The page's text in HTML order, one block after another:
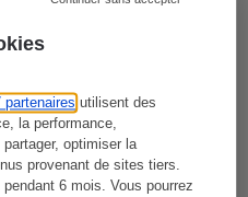
partenaires utilisent des
la performance,
optimiser la
provenant de sites tiers.
6 mois. Vous pourrez
géolocalisés